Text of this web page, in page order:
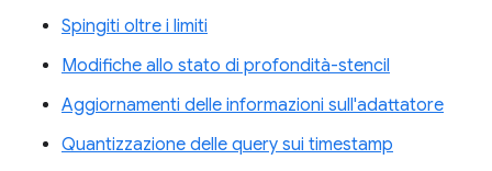
Spingiti oltre i limiti
Modifiche allo stato di profondità-stencil
Aggiornamenti delle informazioni sull'adattatore
Quantizzazione delle query sui timestamp